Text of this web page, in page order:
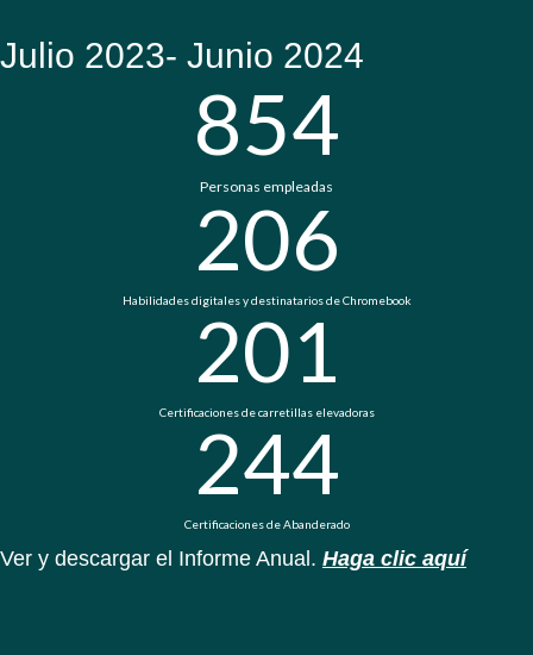
Julio 2023- Junio 2024
854
Personas empleadas
206
Habilidades digitales y destinatarios de Chromebook
201
Certificaciones de carretillas elevadoras
244
Certificaciones de Abanderado
Ver y descargar el Informe Anual. Haga clic aquí